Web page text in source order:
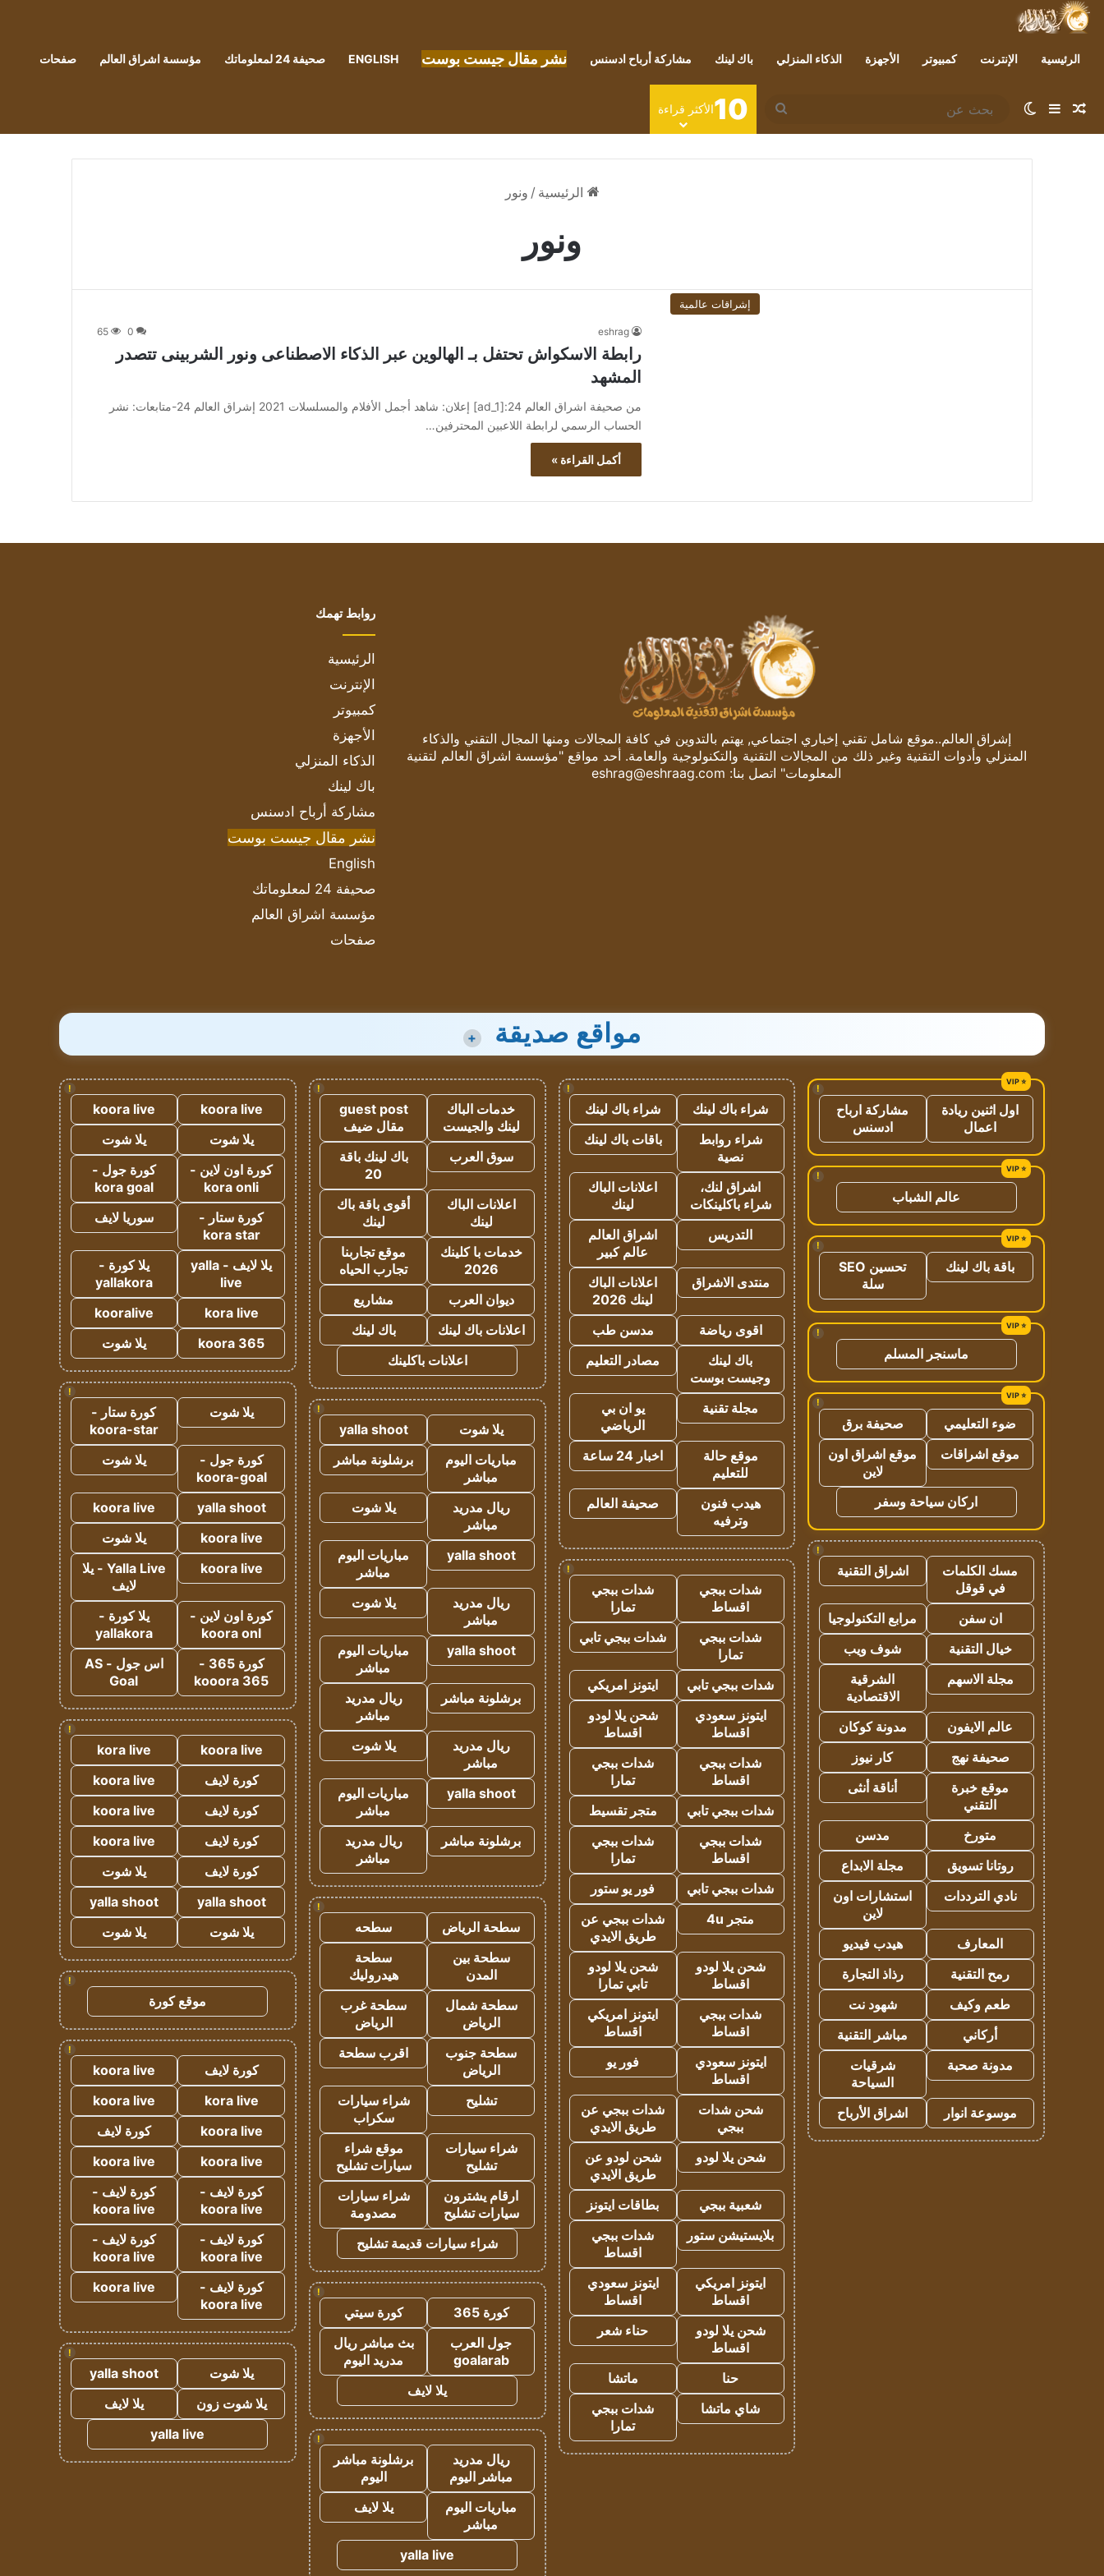
الرئيسية الإنترنت كمبيوتر الأجهزة الذكاء المنزلي باك لينك مشاركة أرباح ادسنس نشر مقال جيست بوست ENGLISH صحيفة 24 لمعلوماتك مؤسسة اشراق العالم صفحات
مقال عشوائي
إضافة عمود جانبي
الوضع المظلم
بحث
عن
10الأكثر قراءة
الرئيسية / ونور
ونور
إشراقات عالمية
eshrag
0
65
رابطة الاسكواش تحتفل بـ الهالوين عبر الذكاء الاصطناعى ونور الشربينى تتصدر
المشهد
من صحيفة اشراق العالم 24:[ad_1] إعلان: شاهد أجمل الأفلام والمسلسلات 2021 إشراق العالم 24-متابعات: نشر
الحساب الرسمي لرابطة اللاعبين المحترفين…
أكمل القراءة »
إشراق العالم..موقع شامل تقني إخباري اجتماعي, يهتم بالتدوين في كافة المجالات ومنها المجال التقني والذكاء
المنزلي وأدوات التقنية وغير ذلك من المجالات التقنية والتكنولوجية والعامة. أحد مواقع "مؤسسة اشراق العالم لتقنية
المعلومات" اتصل بنا: eshrag@eshraag.com
روابط تهمك
الرئيسية
الإنترنت
كمبيوتر
الأجهزة
الذكاء المنزلي
باك لينك
مشاركة أرباح ادسنس
نشر مقال جيست بوست
English
صحيفة 24 لمعلوماتك
مؤسسة اشراق العالم
صفحات
مواقع صديقة +
!
اول اثنين ريادة
اعمال
مشاركة ارباح
ادسنس
!
عالم الشباب
!
باقة باك لينك
تحسين SEO
سلة
!
ماسنجر المسلم
!
ضوء التعليمي
صحيفة برق
موقع اشراقات
موقع اشراق اون
لاين
اركان سياحة وسفر
!
مسك الكلمات
في قوقل
اشراق التقنية
ان سفن
مرابع التكنولوجيا
خيال التقنية
شوف ويب
مجلة الاسهم
الشرقية
الاقتصادية
عالم الايفون
مدونة كوكان
صحيفة نهج
كار نيوز
موقع خبرة
التقني
أناقة أنثى
متورخ
مدسن
روتانا تسويق
مجلة الابداع
نادي الترددات
استشارات اون
لاين
المعارف
هيدب فيديو
رمح التقنية
رذاذ التجارة
طعم وكيف
شهود نت
أركاني
مباشر التقنية
مدونة صحبة
شرقيات
السياحة
موسوعة انوار
اشراق الأرباح
!
شراء باك لينك
شراء باك لينك
شراء روابط
نصية
باقات باك لينك
اشراق لنك،
شراء باكلينكات
اعلانات الباك
لينك
التدريس
اشراق العالم
عالم كبير
منتدى الاشراق
اعلانات الباك
لينك 2026
اقوى رياضة
مدسن طب
باك لينك
وجيست بوست
مصادر التعليم
مجلة تقنية
يو ان بي
الرياضي
موقع حالة
للتعليم
اخبار 24 ساعة
هيدب فنون
وترفيه
صحيفة العالم
!
شدات ببجي
اقساط
شدات ببجي
تمارا
شدات ببجي
تمارا
شدات ببجي تابي
شدات ببجي تابي
ايتونز امريكي
ايتونز سعودي
اقساط
شحن يلا لودو
اقساط
شدات ببجي
اقساط
شدات ببجي
تمارا
شدات ببجي تابي
متجر تقسيط
شدات ببجي
اقساط
شدات ببجي
تمارا
شدات ببجي تابي
فور يو ستور
متجر 4u
شدات ببجي عن
طريق الايدي
شحن يلا لودو
اقساط
شحن يلا لودو
تابي تمارا
شدات ببجي
اقساط
ايتونز امريكي
اقساط
ايتونز سعودي
اقساط
فور يو
شحن شدات
ببجي
شدات ببجي عن
طريق الايدي
شحن يلا لودو
شحن لودو عن
طريق الايدي
شعبية ببجي
بطاقات ايتونز
بلايستيشن ستور
شدات ببجي
اقساط
ايتونز امريكي
اقساط
ايتونز سعودي
اقساط
شحن يلا لودو
اقساط
حناء شعر
حنا
ماتشا
شاي ماتشا
شدات ببجي
تمارا
!
خدمات الباك
لينك والجيست
guest post
مقال ضيف
سوق العرب
باك لينك باقة
20
اعلانات الباك
لينك
أقوى باقة باك
لينك
خدمات با كلينك
2026
موقع تجاربنا
تجارب الحياه
ديوان العرب
مشاريع
اعلانات باك لينك
باك لينك
اعلانات باكلينك
!
يلا شوت
yalla shoot
مباريات اليوم
مباشر
برشلونة مباشر
ريال مدريد
مباشر
يلا شوت
yalla shoot
مباريات اليوم
مباشر
ريال مدريد
مباشر
يلا شوت
yalla shoot
مباريات اليوم
مباشر
برشلونة مباشر
ريال مدريد
مباشر
ريال مدريد
مباشر
يلا شوت
yalla shoot
مباريات اليوم
مباشر
برشلونة مباشر
ريال مدريد
مباشر
!
سطحة الرياض
سطحه
سطحة بين
المدن
سطحة
هيدروليك
سطحة شمال
الرياض
سطحة غرب
الرياض
سطحة جنوب
الرياض
اقرب سطحة
تشليح
شراء سيارات
سكراب
شراء سيارات
تشليح
موقع شراء
سيارات تشليح
ارقام يشترون
سيارات تشليح
شراء سيارات
مصدومة
شراء سيارات قديمة تشليح
!
كورة 365
كورة سيتي
جول العرب
goalarab
بث مباشر ريال
مدريد اليوم
يلا لايف
!
ريال مدريد
مباشر اليوم
برشلونة مباشر
اليوم
مباريات اليوم
مباشر
يلا لايف
yalla live
!
koora live
koora live
يلا شوت
يلا شوت
كورة اون لاين -
kora onli
كورة جول -
kora goal
كورة ستار -
kora star
سوريا لايف
يلا لايف - yalla
live
يلا كورة -
yallakora
kora live
kooralive
koora 365
يلا شوت
!
يلا شوت
كورة ستار -
koora-star
كورة جول -
koora-goal
يلا شوت
yalla shoot
koora live
koora live
يلا شوت
koora live
Yalla Live - يلا
لايف
كورة اون لاين -
koora onl
يلا كورة -
yallakora
كورة 365 -
kooora 365
اس جول - AS
Goal
!
koora live
kora live
كورة لايف
koora live
كورة لايف
koora live
كورة لايف
koora live
كورة لايف
يلا شوت
yalla shoot
yalla shoot
يلا شوت
يلا شوت
!
موقع كورة
!
كورة لايف
koora live
kora live
koora live
koora live
كورة لايف
koora live
koora live
كورة لايف -
koora live
كورة لايف -
koora live
كورة لايف -
koora live
كورة لايف -
koora live
كورة لايف -
koora live
koora live
!
يلا شوت
yalla shoot
يلا شوت زون
يلا لايف
yalla live